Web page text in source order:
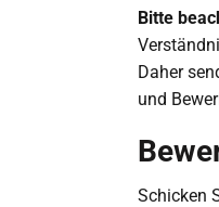
Bitte
Daher
und
Schicken